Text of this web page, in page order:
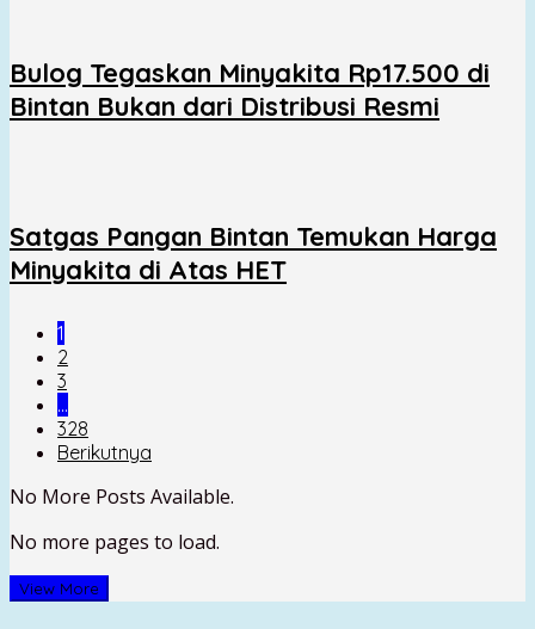
Bulog Tegaskan Minyakita Rp17.500 di
Bintan Bukan dari Distribusi Resmi
Satgas Pangan Bintan Temukan Harga
Minyakita di Atas HET
1
2
3
…
328
Berikutnya
No More Posts Available.
No more pages to load.
View More